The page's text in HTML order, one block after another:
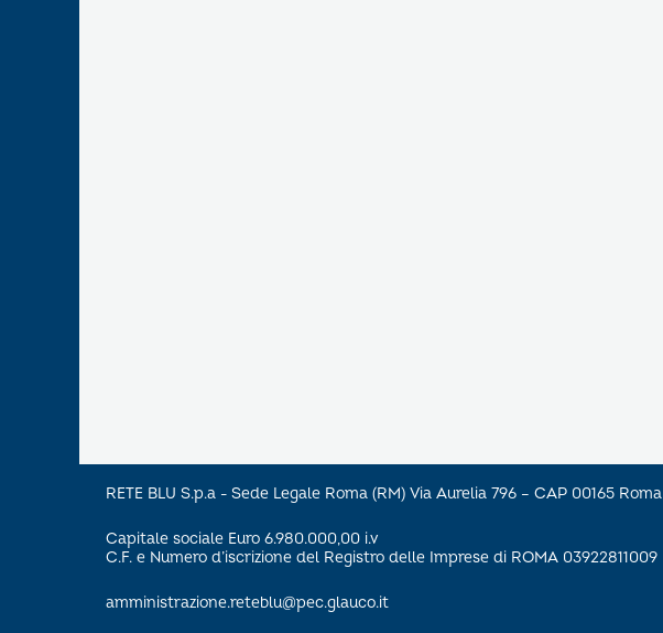
RETE BLU S.p.a - Sede Legale Roma (RM) Via Aurelia 796 – CAP 00165 Roma
Capitale sociale Euro 6.980.000,00 i.v
C.F. e Numero d’iscrizione del Registro delle Imprese di ROMA 03922811009
amministrazione.reteblu@pec.glauco.it